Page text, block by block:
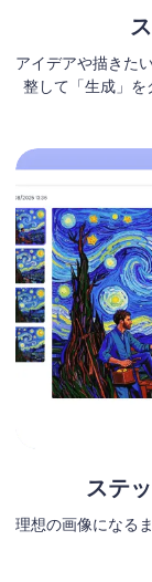
アイデアや描きた
整して「生成」
ステ
理想の画像になる